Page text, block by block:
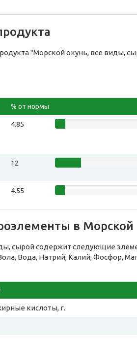
"Морской окунь, все виды,
% от нормы
4.85
12
4.55
в Морской
сырой содержит следующие
Вода, Натрий, Калий, Фосфор,
кислоты, г.